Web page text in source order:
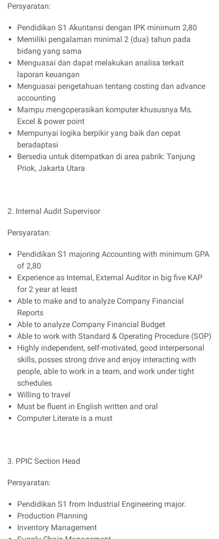
Persyaratan:
Pendidikan S1 Akuntansi dengan IPK minimum 2,80
Memiliki pengalaman minimal 2 (dua) tahun pada
bidang yang sama
Menguasai dan dapat melakukan analisa terkait
laporan keuangan
Menguasai pengetahuan tentang costing dan advance
accounting
Mampu mengoperasikan komputer khususnya Ms.
Excel & power point
Mempunyai logika berpikir yang baik dan cepat
beradaptasi
Bersedia untuk ditempatkan di area pabrik: Tanjung
Priok, Jakarta Utara
2. Internal Audit Supervisor
Persyaratan:
Pendidikan S1 majoring Accounting with minimum GPA
of 2,80
Experience as Internal, External Auditor in big five KAP
for 2 year at least
Able to make and to analyze Company Financial
Reports
Able to analyze Company Financial Budget
Able to work with Standard & Operating Procedure (SOP)
Highly independent, self-motivated, good interpersonal
skills, posses strong drive and enjoy interacting with
people, able to work in a team, and work under tight
schedules
Willing to travel
Must be fluent in English written and oral
Computer Literate is a must
3. PPIC Section Head
Persyaratan:
Pendidikan S1 from Industrial Engineering major.
Production Planning
Inventory Management